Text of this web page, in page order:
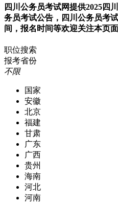
四川公务员考试网提供2025四
务员考试公告，四川公务员考
间，报名时间等欢迎关注本页面
职位搜索
报考省份
不限
国家
安徽
北京
福建
甘肃
广东
广西
贵州
海南
河北
河南